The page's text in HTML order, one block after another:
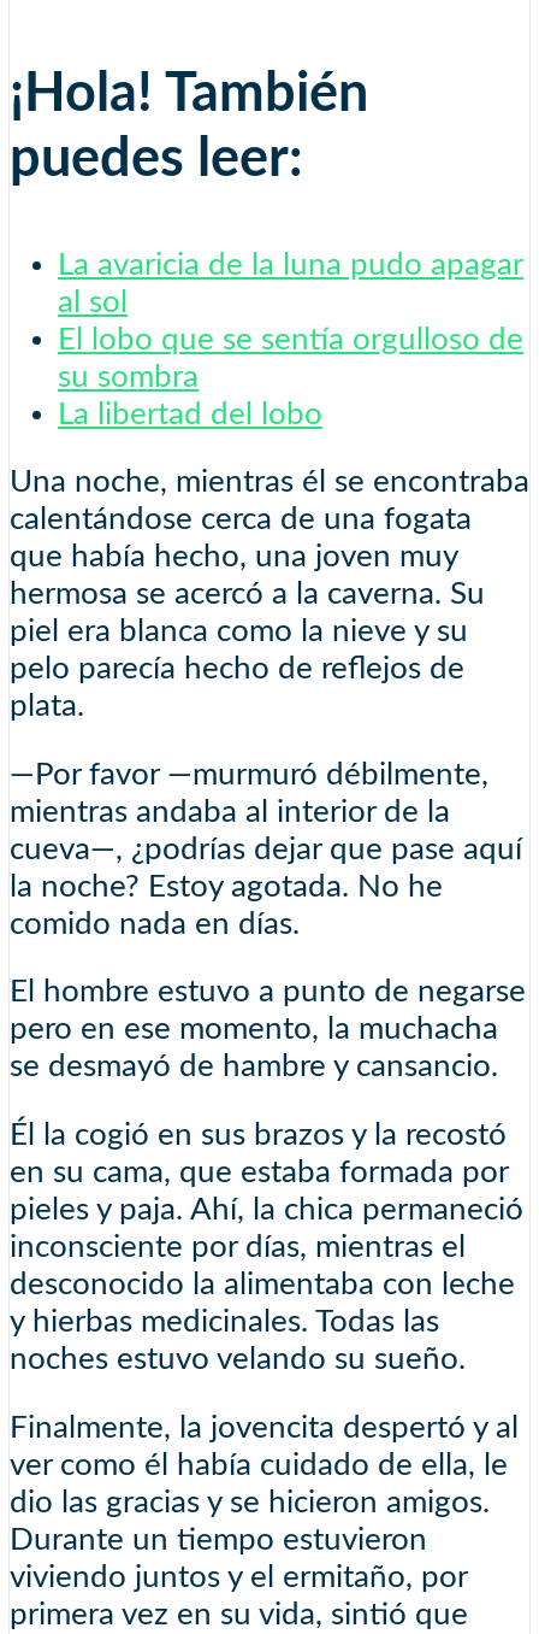
¡Hola! También
puedes leer:
La avaricia de la luna pudo apagar
al sol
El lobo que se sentía orgulloso de
su sombra
La libertad del lobo
Una noche, mientras él se encontraba
calentándose cerca de una fogata
que había hecho, una joven muy
hermosa se acercó a la caverna. Su
piel era blanca como la nieve y su
pelo parecía hecho de reflejos de
plata.
—Por favor —murmuró débilmente,
mientras andaba al interior de la
cueva—, ¿podrías dejar que pase aquí
la noche? Estoy agotada. No he
comido nada en días.
El hombre estuvo a punto de negarse
pero en ese momento, la muchacha
se desmayó de hambre y cansancio.
Él la cogió en sus brazos y la recostó
en su cama, que estaba formada por
pieles y paja. Ahí, la chica permaneció
inconsciente por días, mientras el
desconocido la alimentaba con leche
y hierbas medicinales. Todas las
noches estuvo velando su sueño.
Finalmente, la jovencita despertó y al
ver como él había cuidado de ella, le
dio las gracias y se hicieron amigos.
Durante un tiempo estuvieron
viviendo juntos y el ermitaño, por
primera vez en su vida, sintió que